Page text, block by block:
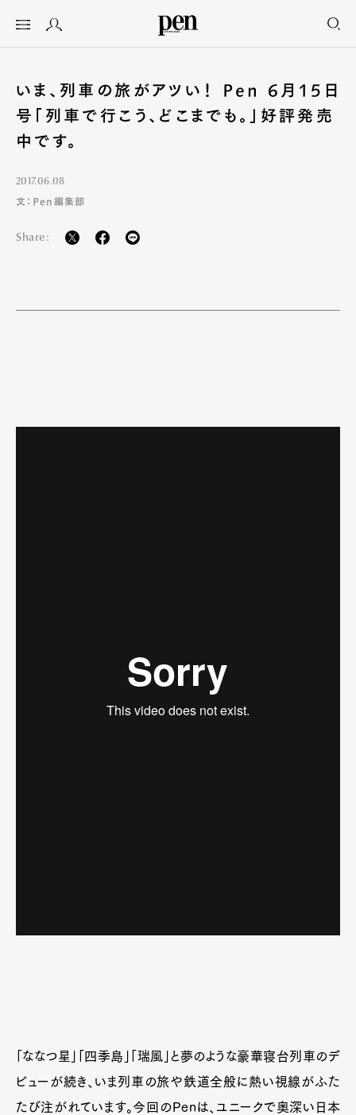
いま、列車の旅がアツい！ Pen 6月15日
号「列車で行こう、どこまでも。」好評発売
中です。
2017.06.08
文：Pen編集部
Share:
「ななつ星」「四季島」「瑞風」と夢のような豪華寝台列車のデ
ビューが続き、いま列車の旅や鉄道全般に熱い視線がふた
たび注がれています。今回のPenは、ユニークで奥深い日本